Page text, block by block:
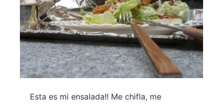
Esta es mi ensalada!! Me chifla, me